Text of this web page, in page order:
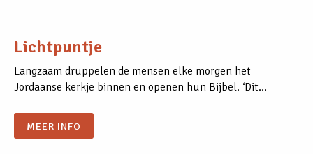
Lichtpuntje
Langzaam druppelen de mensen elke morgen het
Jordaanse kerkje binnen en openen hun Bijbel. ‘Dit…
MEER INFO